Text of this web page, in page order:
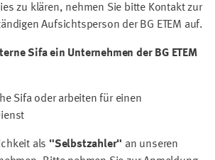
zu klären, nehmen Sie bitte Kontakt zur
Aufsichtsperson der BG ETEM auf.
Sifa ein Unternehmen der BG ETEM
Sifa oder arbeiten für einen
als "Selbstzahler" an unseren